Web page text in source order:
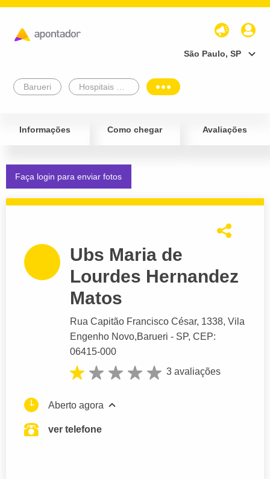
São Paulo, SP
Barueri
Informações Como chegar Avaliações
Faça login para enviar fotos
Ubs Maria de
Lourdes Hernandez
Matos
Rua Capitão Francisco César, 1338, Vila
Engenho Novo,Barueri - SP, CEP:
06415-000
3 avaliações
Aberto agora
ver telefone